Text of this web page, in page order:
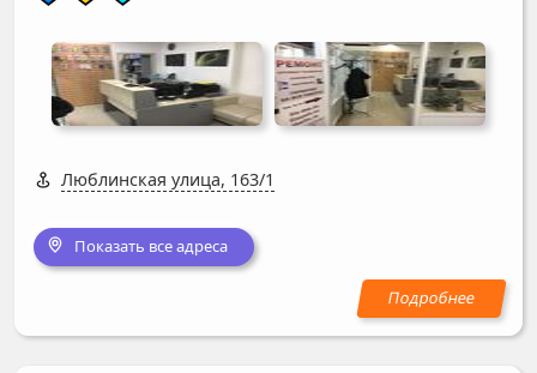
Люблинская улица, 163/1
Показать все адреса